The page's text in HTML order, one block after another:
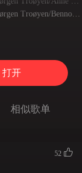
受
药
到
打开
相似歌单
52